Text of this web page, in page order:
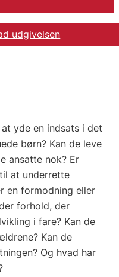
udgivelsen
yde en indsats i det
børn? Kan de leve
ansatte nok? Er
at underrette
en formodning eller
forhold, der
i fare? Kan de
Kan de
Og hvad har